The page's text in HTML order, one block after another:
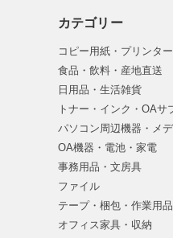
カテゴリー
コピー用紙・プリンタ
食品・飲料・産地直送
日用品・生活雑貨
トナー・インク・OAサ
パソコン周辺機器・メ
OA機器・電池・家電
事務用品・文房具
ファイル
テープ・梱包・作業用品
オフィス家具・収納